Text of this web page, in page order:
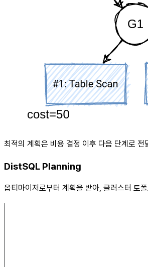
최적의 계획은 비용 결정 이후 다음 단계로 전
DistSQL Planning
옵티마이저로부터 계획을 받아, 클러스터 토